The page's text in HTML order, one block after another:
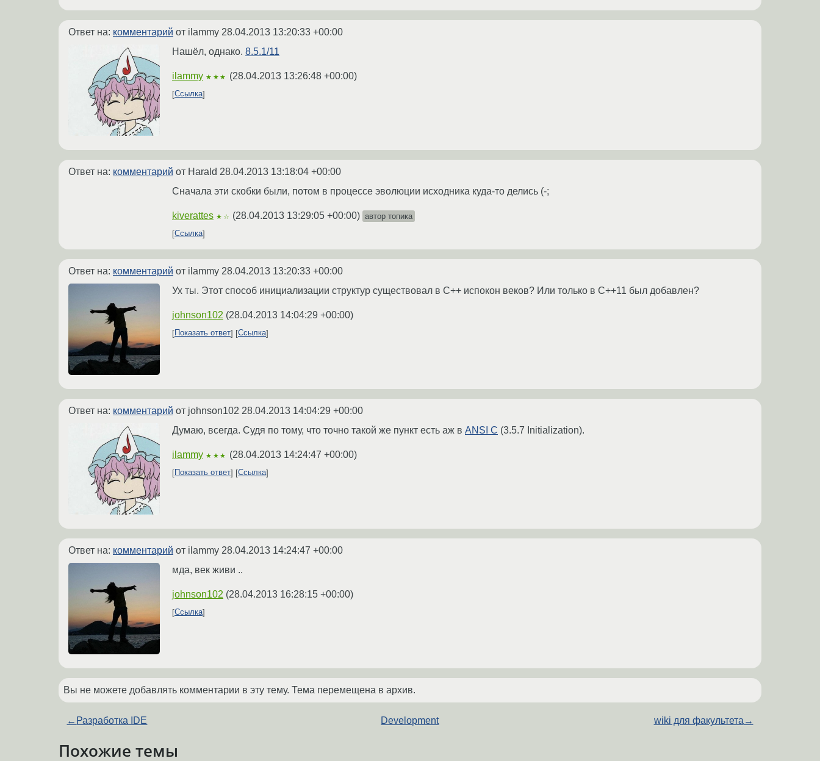
Ответ на: комментарий от ilammy 28.04.2013 13:20:33 +00:00
Нашёл, однако. 8.5.1/11
ilammy ★★★ (28.04.2013 13:26:48 +00:00)
Ссылка
Ответ на: комментарий от Harald 28.04.2013 13:18:04 +00:00
Сначала эти скобки были, потом в процессе эволюции исходника куда-то делись (-;
kiverattes ★☆ (28.04.2013 13:29:05 +00:00) автор топика
Ссылка
Ответ на: комментарий от ilammy 28.04.2013 13:20:33 +00:00
Ух ты. Этот способ инициализации структур существовал в С++ испокон веков? Или только в С++11 был добавлен?
johnson102 (28.04.2013 14:04:29 +00:00)
Показать ответ Ссылка
Ответ на: комментарий от johnson102 28.04.2013 14:04:29 +00:00
Думаю, всегда. Судя по тому, что точно такой же пункт есть аж в ANSI C (3.5.7 Initialization).
ilammy ★★★ (28.04.2013 14:24:47 +00:00)
Показать ответ Ссылка
Ответ на: комментарий от ilammy 28.04.2013 14:24:47 +00:00
мда, век живи ..
johnson102 (28.04.2013 16:28:15 +00:00)
Ссылка
Вы не можете добавлять комментарии в эту тему. Тема перемещена в архив.
← Разработка IDE Development wiki для факультета →
Похожие темы